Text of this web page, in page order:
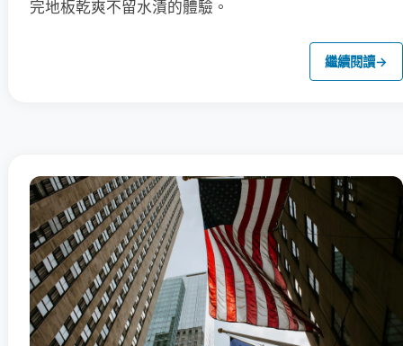
完地板乾爽不留水漬的體驗。
繼續閱讀→